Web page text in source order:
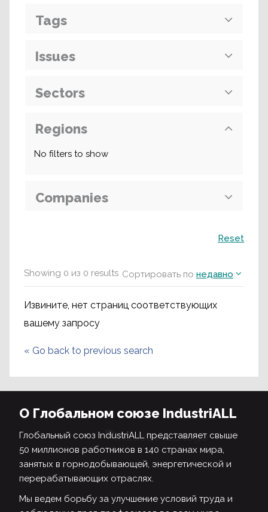
Showing 0 из 0 results Сортировать по недавно
Извините, нет страниц соответствующих
вашему запросу
« Go back to previous search
Tags
Issues
Sectors
Regions
No filters to show
Companies
Reset
О Глобальном союзе IndustriALL
Глобальный союз IndustriALL представляет свыше
50 миллионов работников в 140 странах мира,
занятых в горнодобывающей, энергетической и
перерабатывающих отраслях.
Мы ведем борьбу за улучшение условий труда и